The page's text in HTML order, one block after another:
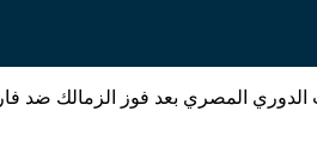
الدوري المصري بعد فوز الزمالك ضد